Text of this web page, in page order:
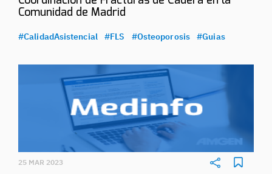
Comunidad de Madrid
#CalidadAsistencial #FLS #Osteoporosis #Guias
25 MAR 2023